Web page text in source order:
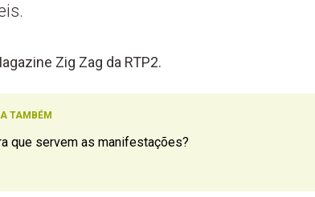
Zig Zag da RTP2.
TAMBÉM
que servem as manifestações?